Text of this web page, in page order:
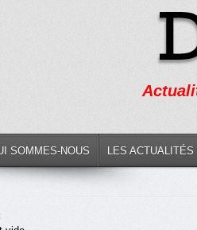
SOMMES-NOUS LES ACTUALITÉS